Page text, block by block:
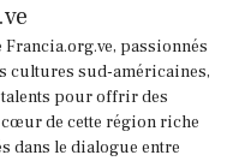
Francia.org.ve, passionnés
cultures sud-américaines,
pour offrir des
de cette région riche
dans le dialogue entre